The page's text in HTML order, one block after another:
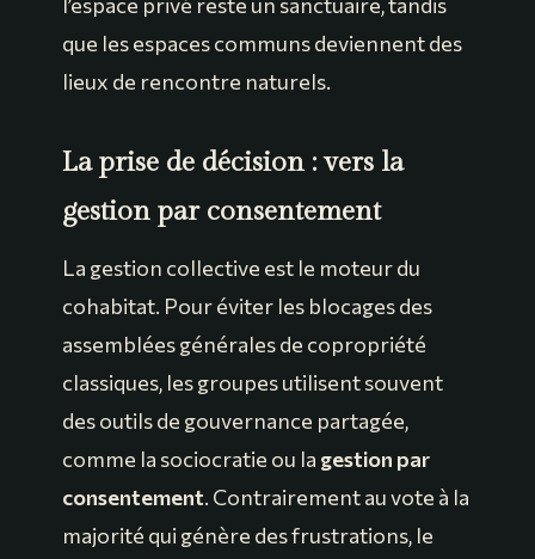
que les espaces communs deviennent des
lieux de rencontre naturels.
La prise de décision : vers la
gestion par consentement
La gestion collective est le moteur du
cohabitat. Pour éviter les blocages des
assemblées générales de copropriété
classiques, les groupes utilisent souvent
des outils de gouvernance partagée,
comme la sociocratie ou la gestion par
consentement. Contrairement au vote à la
majorité qui génère des frustrations, le